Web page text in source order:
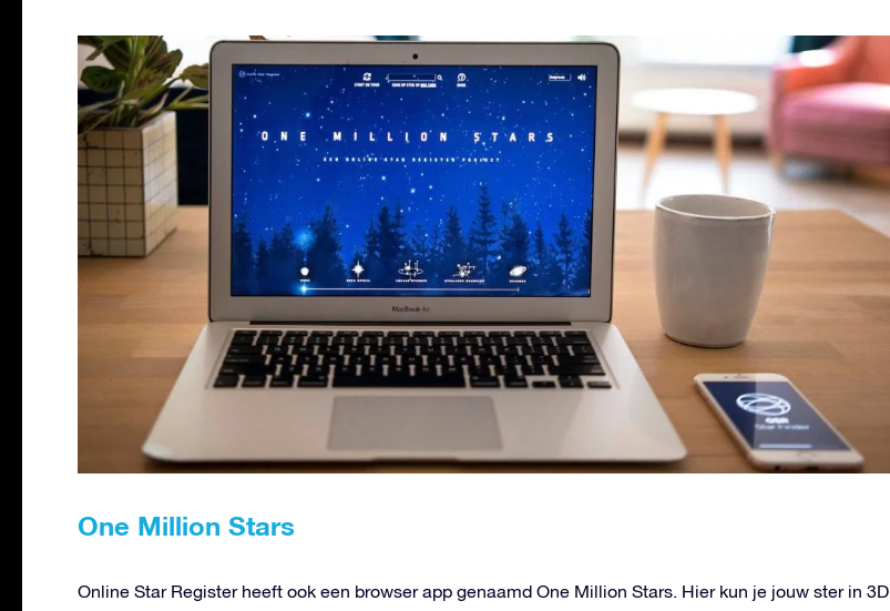
One Million Stars
Online Star Register heeft ook een browser app genaamd One Million Stars. Hier kun je jouw ster in 3D